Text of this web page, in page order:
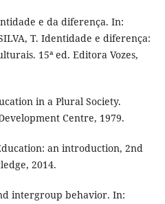
e da diferença. In:
T. Identidade e diferença:
15ª ed. Editora Vozes,
in a Plural Society.
Centre, 1979.
an introduction, 2nd
2014.
intergroup behavior. In: